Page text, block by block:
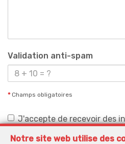
Validation anti-spam
*Champs obligatoires
J'accepte de recevoir des
Notre site web utilise des